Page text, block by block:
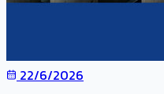
22/6/2026